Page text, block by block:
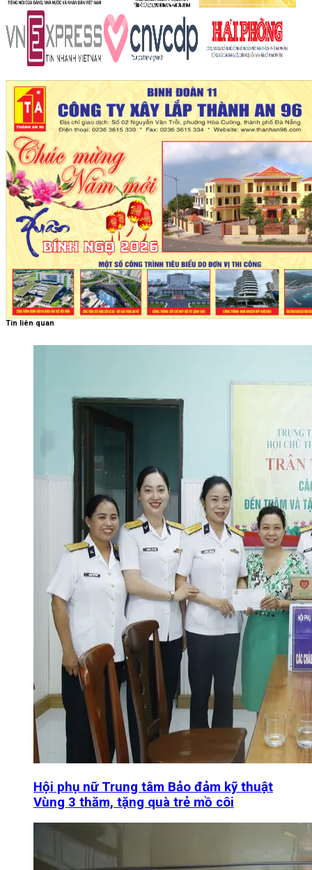
Tin liên quan
Hội phụ nữ Trung tâm Bảo đảm kỹ thuật
Vùng 3 thăm, tặng quà trẻ mồ côi